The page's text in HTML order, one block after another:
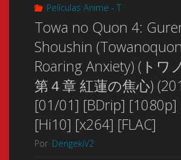
Películas Anime - T
Towa no Quon 4:
Shoushin
Roaring Anxiety) (トワ
第４章 紅蓮の焦心)
[01/01] [BDrip] [1080p]
[Hi10] [x264] [FLAC]
Por DengekiV2